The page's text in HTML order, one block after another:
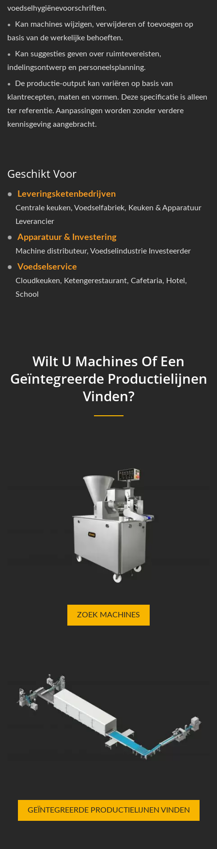
voedselhygiënevoorschriften.
Kan machines wijzigen, verwijderen of toevoegen op
basis van de werkelijke behoeften.
Kan suggesties geven over ruimtevereisten,
indelingsontwerp en personeelsplanning.
De productie-output kan variëren op basis van
klantrecepten, maten en vormen. Deze specificatie is alleen
ter referentie. Aanpassingen worden zonder verdere
kennisgeving aangebracht.
Geschikt Voor
Leveringsketenbedrijven
Centrale keuken, Voedselfabriek, Keuken & Apparatuur
Leverancier
Apparatuur & Investering
Machine distributeur, Voedselindustrie Investeerder
Voedselservice
Cloudkeuken, Ketengerestaurant, Cafetaria, Hotel,
School
Wilt U Machines Of Een
Geïntegreerde Productielijnen
Vinden?
ZOEK MACHINES
GEÏNTEGREERDE PRODUCTIELIJNEN VINDEN